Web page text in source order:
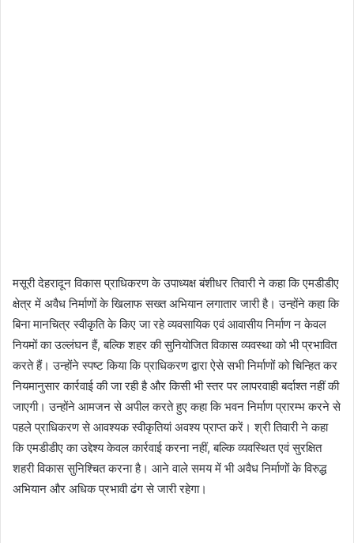
मसूरी देहरादून विकास प्राधिकरण के उपाध्यक्ष बंशीधर तिवारी ने कहा कि एमडीडीए
क्षेत्र में अवैध निर्माणों के खिलाफ सख्त अभियान लगातार जारी है। उन्होंने कहा कि
बिना मानचित्र स्वीकृति के किए जा रहे व्यवसायिक एवं आवासीय निर्माण न केवल
नियमों का उल्लंघन हैं, बल्कि शहर की सुनियोजित विकास व्यवस्था को भी प्रभावित
करते हैं। उन्होंने स्पष्ट किया कि प्राधिकरण द्वारा ऐसे सभी निर्माणों को चिन्हित कर
नियमानुसार कार्रवाई की जा रही है और किसी भी स्तर पर लापरवाही बर्दाश्त नहीं की
जाएगी। उन्होंने आमजन से अपील करते हुए कहा कि भवन निर्माण प्रारम्भ करने से
पहले प्राधिकरण से आवश्यक स्वीकृतियां अवश्य प्राप्त करें। श्री तिवारी ने कहा
कि एमडीडीए का उद्देश्य केवल कार्रवाई करना नहीं, बल्कि व्यवस्थित एवं सुरक्षित
शहरी विकास सुनिश्चित करना है। आने वाले समय में भी अवैध निर्माणों के विरुद्ध
अभियान और अधिक प्रभावी ढंग से जारी रहेगा।